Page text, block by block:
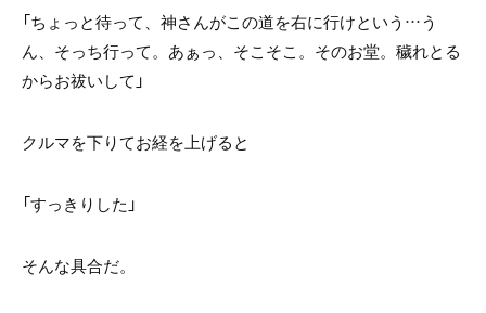
「ちょっと待って、神さんがこの道を右に行けという…う
ん、そっち行って。あぁっ、そこそこ。そのお堂。穢れとる
からお祓いして」
クルマを下りてお経を上げると
「すっきりした」
そんな具合だ。